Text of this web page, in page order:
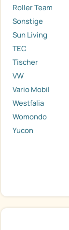
Roller Team
Sonstige
Sun Living
TEC
Tischer
VW
Vario Mobil
Westfalia
Womondo
Yucon